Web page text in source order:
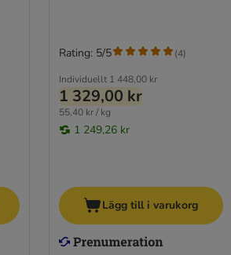
Individuellt 1 448,00 kr
1 329,00 kr
55,40 kr / kg
1 249,26 kr
Rating: 5/5 (4)
Lägg till i varukorg